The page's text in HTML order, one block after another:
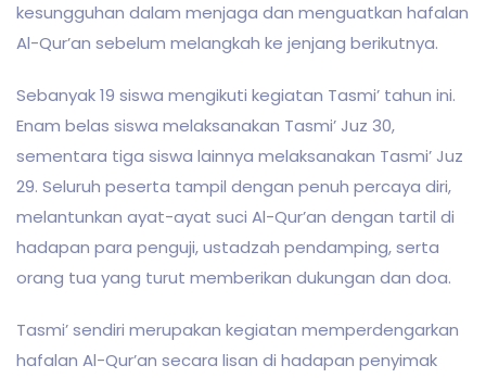
kesungguhan dalam menjaga dan menguatkan hafalan
Al-Qur’an sebelum melangkah ke jenjang berikutnya.
Sebanyak 19 siswa mengikuti kegiatan Tasmi’ tahun ini.
Enam belas siswa melaksanakan Tasmi’ Juz 30,
sementara tiga siswa lainnya melaksanakan Tasmi’ Juz
29. Seluruh peserta tampil dengan penuh percaya diri,
melantunkan ayat-ayat suci Al-Qur’an dengan tartil di
hadapan para penguji, ustadzah pendamping, serta
orang tua yang turut memberikan dukungan dan doa.
Tasmi’ sendiri merupakan kegiatan memperdengarkan
hafalan Al-Qur’an secara lisan di hadapan penyimak